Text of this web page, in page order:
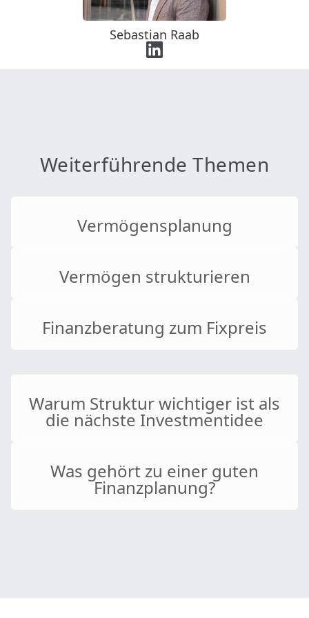
Sebastian Raab
Weiterführende Themen
Vermögensplanung
Vermögen strukturieren
Finanzberatung zum Fixpreis
Warum Struktur wichtiger ist als
die nächste Investmentidee
Was gehört zu einer guten
Finanzplanung?